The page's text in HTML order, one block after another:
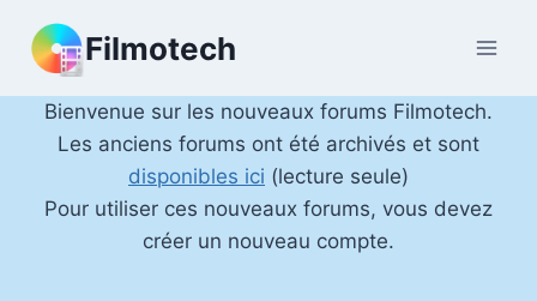
contenu
Filmotech
Bienvenue sur les nouveaux forums Filmotech.
Les anciens forums ont été archivés et sont
disponibles ici (lecture seule)
Pour utiliser ces nouveaux forums, vous devez
créer un nouveau compte.